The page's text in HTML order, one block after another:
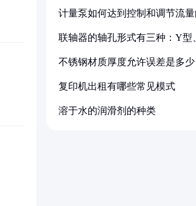
计量泵如何达到控制和调节流
联轴器的轴孔形式有三种：Y型
不锈钢材质厚度允许误差是多少
复印机出租有哪些常见模式
溶于水的润滑剂的种类